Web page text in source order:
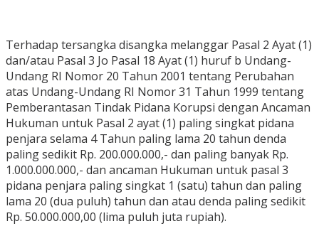
Terhadap tersangka disangka melanggar Pasal 2 Ayat (1)
dan/atau Pasal 3 Jo Pasal 18 Ayat (1) huruf b Undang-
Undang RI Nomor 20 Tahun 2001 tentang Perubahan
atas Undang-Undang RI Nomor 31 Tahun 1999 tentang
Pemberantasan Tindak Pidana Korupsi dengan Ancaman
Hukuman untuk Pasal 2 ayat (1) paling singkat pidana
penjara selama 4 Tahun paling lama 20 tahun denda
paling sedikit Rp. 200.000.000,- dan paling banyak Rp.
1.000.000.000,- dan ancaman Hukuman untuk pasal 3
pidana penjara paling singkat 1 (satu) tahun dan paling
lama 20 (dua puluh) tahun dan atau denda paling sedikit
Rp. 50.000.000,00 (lima puluh juta rupiah).